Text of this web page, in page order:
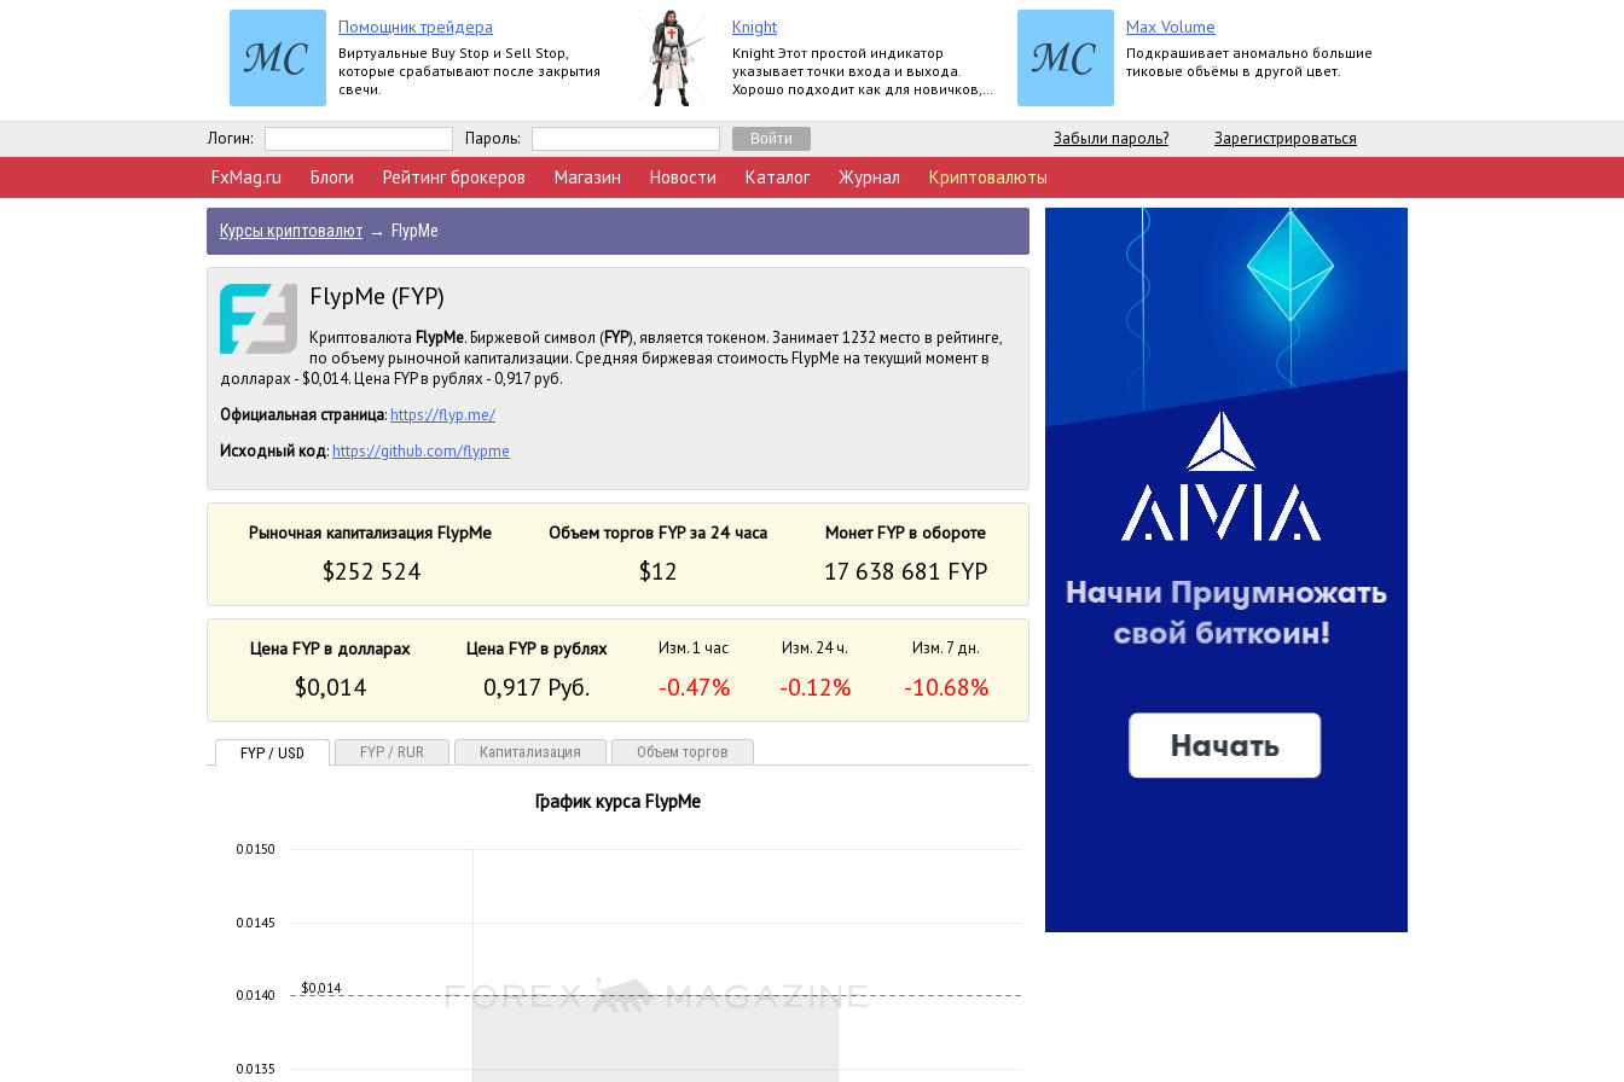
Помощник трейдера
Виртуальные Buy Stop и Sell Stop,
которые срабатывают после закрытия
свечи.
Knight
Knight Этот простой индикатор
указывает точки входа и выхода.
Хорошо подходит как для новичков,
работает на
Max Volume
Подкрашивает аномально большие
тиковые объёмы в другой цвет.
Логин: Пароль: Забыли пароль? Зарегистрироваться
FxMag.ru Блоги Рейтинг брокеров Магазин Новости Каталог Журнал Криптовалюты
Курсы криптовалют → FlypMe
FlypMe (FYP)
Криптовалюта FlypMe. Биржевой символ (FYP), является токеном. Занимает 1232 место в рейтинге,
по объему рыночной капитализации. Средняя биржевая стоимость FlypMe на текущий момент в
долларах - $0,014. Цена FYP в рублях - 0,917 руб.
Официальная страница: https://flyp.me/
Исходный код: https://github.com/flypme
Рыночная капитализация FlypMe Объем торгов FYP за 24 часа Монет FYP в обороте
$252 524 $12 17 638 681 FYP
Цена FYP в долларах Цена FYP в рублях Изм. 1 час Изм. 24 ч. Изм. 7 дн.
$0,014 0,917 Руб. -0.47% -0.12% -10.68%
FYP / USD FYP / RUR Капитализация Объем торгов
График курса FlypMe
$0,014
0.0135
0.0140
0.0145
0.0150